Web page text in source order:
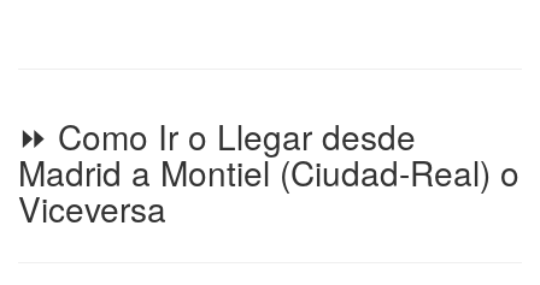
⏩ Como Ir o Llegar desde
Madrid a Montiel (Ciudad-Real) o
Viceversa